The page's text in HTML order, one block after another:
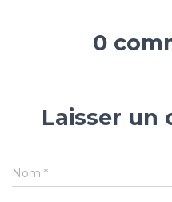
0
Laisser un
Nom *